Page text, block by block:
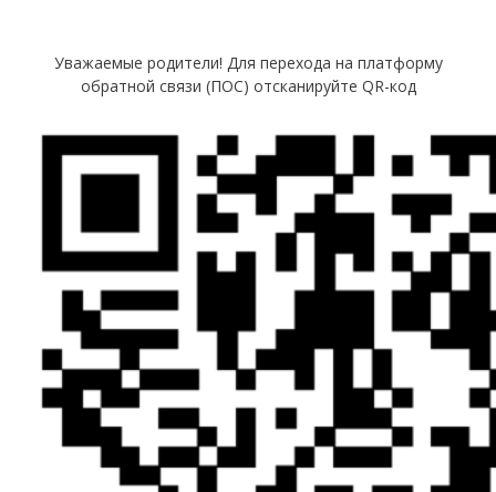
Уважаемые родители! Для перехода на платформу
обратной связи (ПОС) отсканируйте QR-код